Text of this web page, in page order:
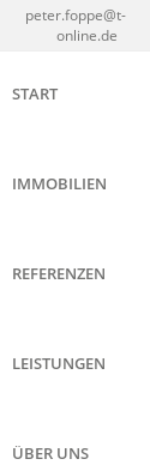
peter.foppe@t-
online.de
START
IMMOBILIEN
REFERENZEN
LEISTUNGEN
ÜBER UNS